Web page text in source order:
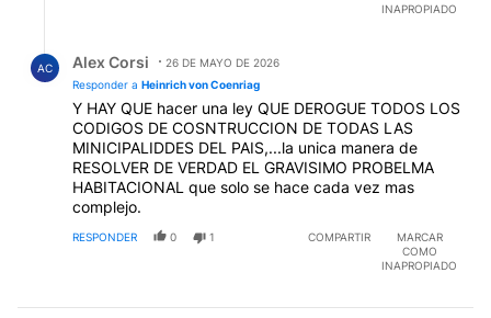
INAPROPIADO
AC Alex Corsi
26 DE MAYO DE 2026
Responder a Heinrich von Coenriag
Y HAY QUE hacer una ley QUE DEROGUE TODOS LOS
CODIGOS DE COSNTRUCCION DE TODAS LAS
MINICIPALIDDES DEL PAIS,...la unica manera de
RESOLVER DE VERDAD EL GRAVISIMO PROBELMA
HABITACIONAL que solo se hace cada vez mas
complejo.
RESPONDER 0 1 COMPARTIR
MARCAR
COMO
INAPROPIADO